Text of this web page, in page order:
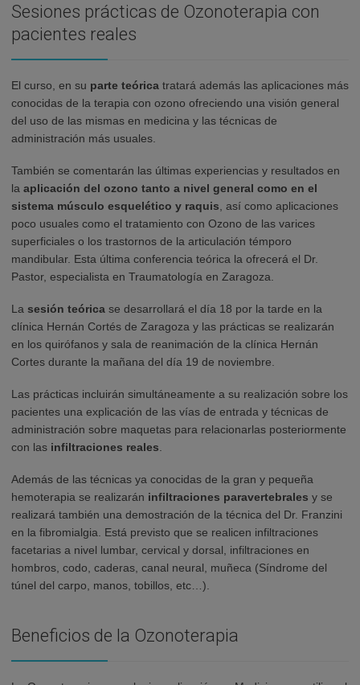
Sesiones prácticas de Ozonoterapia con
pacientes reales
El curso, en su parte teórica tratará además las aplicaciones más
conocidas de la terapia con ozono ofreciendo una visión general
del uso de las mismas en medicina y las técnicas de
administración más usuales.
También se comentarán las últimas experiencias y resultados en
la aplicación del ozono tanto a nivel general como en el
sistema músculo esquelético y raquis , así como aplicaciones
poco usuales como el tratamiento con Ozono de las varices
superficiales o los trastornos de la articulación témporo
mandibular. Esta última conferencia teórica la ofrecerá el Dr.
Pastor, especialista en Traumatología en Zaragoza.
La sesión teórica se desarrollará el día 18 por la tarde en la
clínica Hernán Cortés de Zaragoza y las prácticas se realizarán
en los quirófanos y sala de reanimación de la clínica Hernán
Cortes durante la mañana del día 19 de noviembre.
Las prácticas incluirán simultáneamente a su realización sobre los
pacientes una explicación de las vías de entrada y técnicas de
administración sobre maquetas para relacionarlas posteriormente
con las infiltraciones reales
Además de las técnicas ya conocidas de la gran y pequeña
hemoterapia se realizarán infiltraciones paravertebrales y se
realizará también una demostración de la técnica del Dr. Franzini
en la fibromialgia. Está previsto que se realicen infiltraciones
facetarias a nivel lumbar, cervical y dorsal, infiltraciones en
hombros, codo, caderas, canal neural, muñeca (Síndrome del
túnel del carpo, manos, tobillos, etc…).
Beneficios de la Ozonoterapia